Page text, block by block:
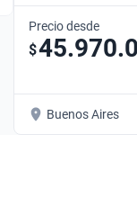
Precio desde
$
Buenos Aires